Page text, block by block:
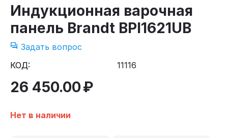
Индукционная варочная
панель Brandt BPI1621UB
Задать вопрос
КОД:
11116
26 450.00₽
Нет в наличии